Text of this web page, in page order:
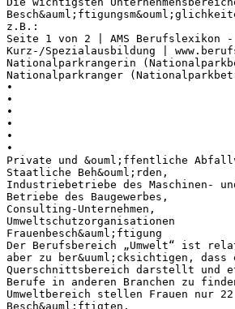
z.B.:
Seite 1 von 2 | AMS Berufslexikon -
Kurz-/Spezialausbildung |
Nationalparkrangerin
Nationalparkranger
•
•
•
•
•
•
Private und &ouml;ffentliche
Staatliche Beh&ouml;rden,
Industriebetriebe des Maschinen-
Betriebe des Baugewerbes,
Consulting-Unternehmen,
Umweltschutzorganisationen
Frauenbesch&auml;ftigung
Der Berufsbereich „Umwelt“ ist
aber zu ber&uuml;cksichtigen, dass
Querschnittsbereich darstellt und
Berufe in anderen Branchen zu
Umweltbereich stellen Frauen nur
Besch&auml;ftigten.